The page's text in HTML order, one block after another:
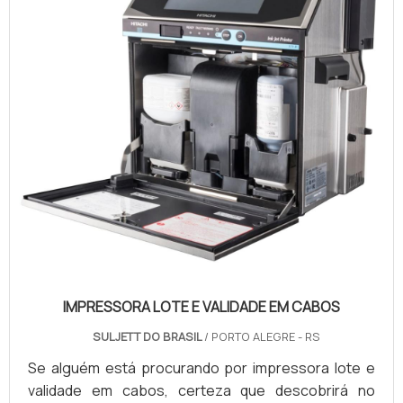
IMPRESSORA LOTE E VALIDADE EM CABOS
SULJETT DO BRASIL/ PORTO ALEGRE - RS
Se alguém está procurando por impressora lote e
validade em cabos, certeza que descobrirá no